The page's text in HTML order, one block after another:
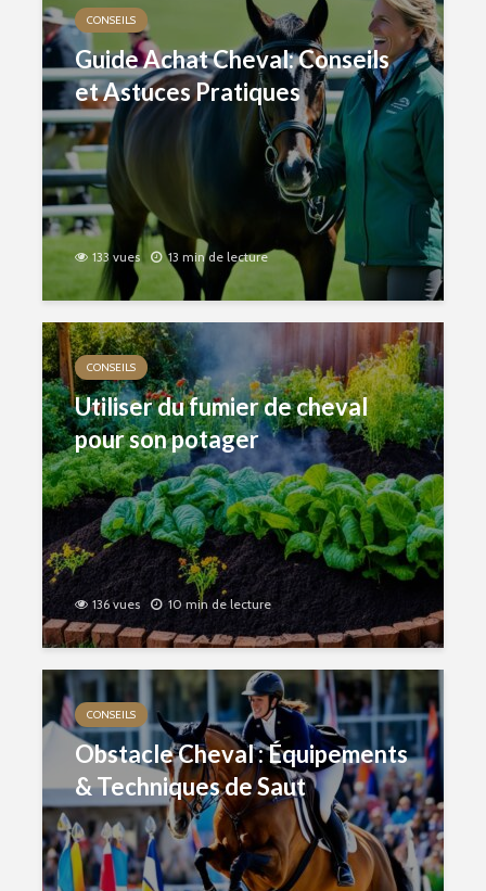
CONSEILS
Guide Achat Cheval: Conseils
et Astuces Pratiques
133 vues 13 min de lecture
CONSEILS
Utiliser du fumier de cheval
pour son potager
136 vues 10 min de lecture
CONSEILS
Obstacle Cheval : Équipements
& Techniques de Saut